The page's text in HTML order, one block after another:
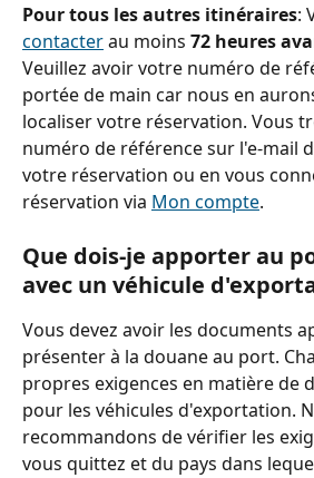
Pour tous les autres itinéraires:
contacter au moins 72 heures
Veuillez avoir votre numéro de
portée de main car nous en
localiser votre réservation. Vous
numéro de référence sur l'e-mail
votre réservation ou en vous
réservation via Mon compte.
Que dois-je apporter au
avec un véhicule
Vous devez avoir les documents
présenter à la douane au port.
propres exigences en matière de
pour les véhicules d'exportation.
recommandons de vérifier les
vous quittez et du pays dans